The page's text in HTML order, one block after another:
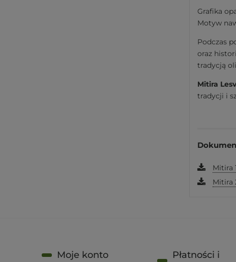
Grafika
Motyw
Podczas
oraz
tradycją
Mitira
tradycji i
Mitira
Mitira
Moje konto
Płatności i